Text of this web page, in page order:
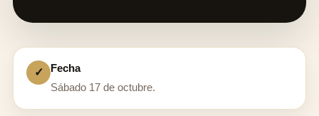
✓
Fecha
Sábado 17 de octubre.